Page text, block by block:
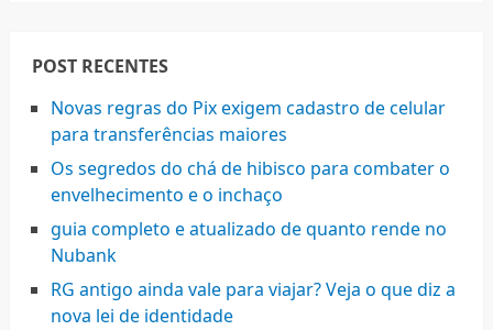
POST RECENTES
Novas regras do Pix exigem cadastro de celular
para transferências maiores
Os segredos do chá de hibisco para combater o
envelhecimento e o inchaço
guia completo e atualizado de quanto rende no
Nubank
RG antigo ainda vale para viajar? Veja o que diz a
nova lei de identidade